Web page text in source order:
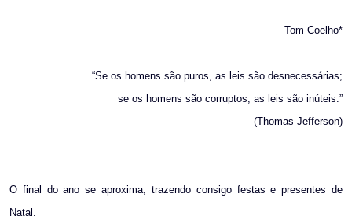
Tom Coelho*
“Se os homens são puros, as leis são desnecessárias;
se os homens são corruptos, as leis são inúteis.”
(Thomas Jefferson)
O final do ano se aproxima, trazendo consigo festas e presentes de
Natal.